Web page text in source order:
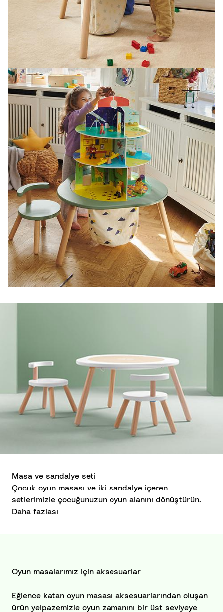
Masa ve sandalye seti
Çocuk oyun masası ve iki sandalye içeren
setlerimizle çocuğunuzun oyun alanını dönüştürün.
Daha fazlası
Oyun masalarımız için aksesuarlar
Eğlence katan oyun masası aksesuarlarından oluşan
ürün yelpazemizle oyun zamanını bir üst seviyeye